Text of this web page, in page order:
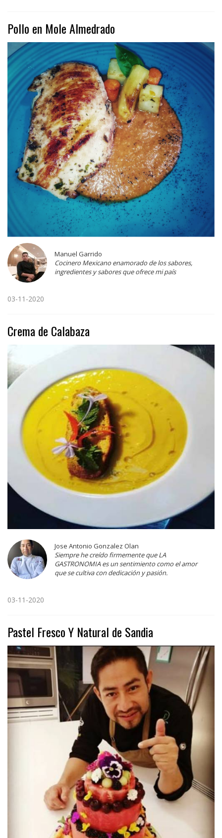
Pollo en Mole Almedrado
Manuel Garrido
Cocinero Mexicano enamorado de los sabores,
ingredientes y sabores que ofrece mi país
03-11-2020
Crema de Calabaza
Jose Antonio Gonzalez Olan
Siempre he creído firmemente que LA
GASTRONOMIA es un sentimiento como el amor
que se cultiva con dedicación y pasión.
03-11-2020
Pastel Fresco Y Natural de Sandia